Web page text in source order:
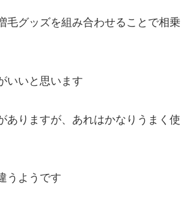
毛グッズを組み合わせることで相乗
いいと思います
ありますが、あれはかなりうまく使
うようです